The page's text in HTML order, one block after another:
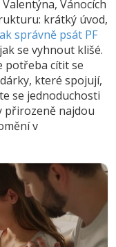
Vánocích
krátký úvod,
správně psát PF
se vyhnout klišé.
potřeba cítit se
které spojují,
se jednoduchosti
přirozeně najdou
v